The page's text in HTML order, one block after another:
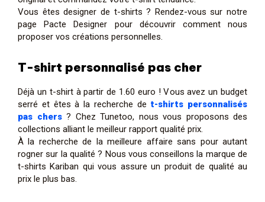
Vous êtes designer de t-shirts ? Rendez-vous sur notre
page Pacte Designer pour découvrir comment nous
proposer vos créations personnelles.
T-shirt personnalisé pas cher
Déjà un t-shirt à partir de 1.60 euro ! Vous avez un budget
serré et êtes à la recherche de t-shirts personnalisés
pas chers? Chez Tunetoo, nous vous proposons des
collections alliant le meilleur rapport qualité prix.
À la recherche de la meilleure affaire sans pour autant
rogner sur la qualité ? Nous vous conseillons la marque de
t-shirts Kariban qui vous assure un produit de qualité au
prix le plus bas.